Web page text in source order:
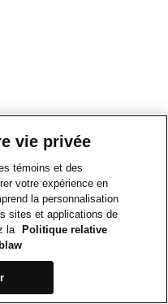
vie privée
témoins et des
votre expérience en
la personnalisation
sites et applications de
la
Politique relative